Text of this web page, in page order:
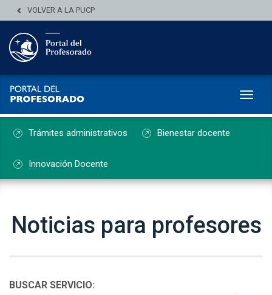
VOLVER A LA PUCP
Trámites administrativos Bienestar docente
Innovación Docente
Noticias para profesores
BUSCAR SERVICIO: